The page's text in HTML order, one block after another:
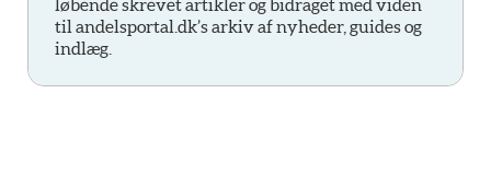
til andelsportal.dk’s arkiv af nyheder, guides og
indlæg.